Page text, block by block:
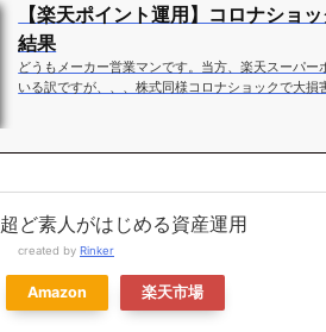
【楽天ポイント運用】コロナショ
結果
どうもメーカー営業マンです。当方、楽天スーパ
いる訳ですが、、、株式同様コロナショックで大
超ど素人がはじめる資産運用
created by Rinker
Amazon 楽天市場